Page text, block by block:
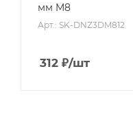
мм M8
Арт.: SK-DNZ3DM812
312₽/шт